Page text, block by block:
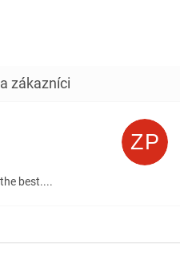
obchodu je 5 z 5 hviezdičiek.
best....
ZP